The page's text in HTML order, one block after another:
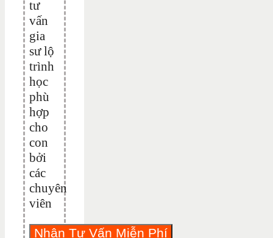
tư
vấn
gia
sư lộ
trình
học
phù
hợp
cho
con
bởi
các
chuyên
viên